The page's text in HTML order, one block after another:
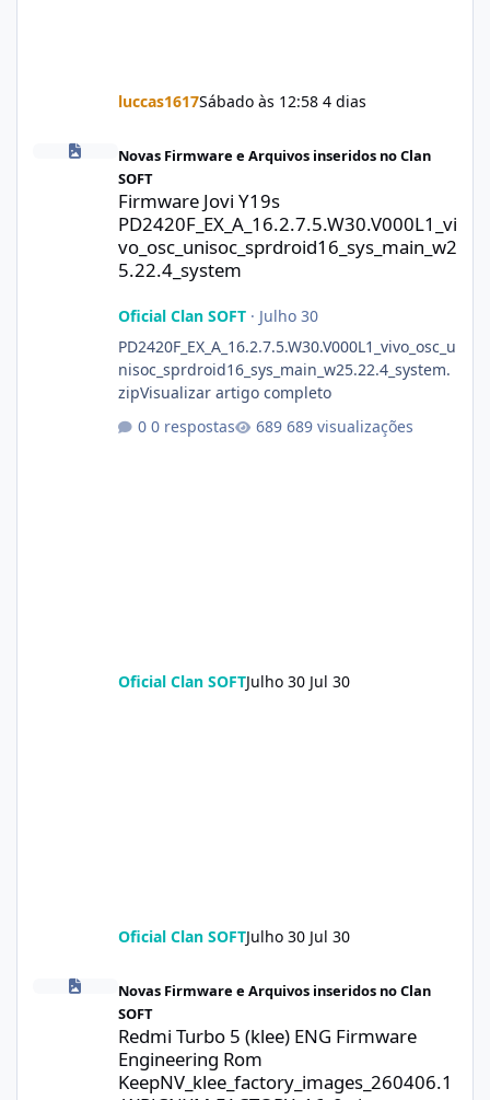
luccas1617Sábado às 12:58 4 dias
Novas Firmware e Arquivos inseridos no Clan
SOFT
Firmware Jovi Y19s
PD2420F_EX_A_16.2.7.5.W30.V000L1_vi
vo_osc_unisoc_sprdroid16_sys_main_w2
5.22.4_system
Oficial Clan SOFT· Julho 30
PD2420F_EX_A_16.2.7.5.W30.V000L1_vivo_osc_u
nisoc_sprdroid16_sys_main_w25.22.4_system.
zipVisualizar artigo completo
0 respostas
689 visualizações
Oficial Clan SOFTJulho 30 Jul 30
Oficial Clan SOFTJulho 30 Jul 30
Redmi Turbo 5 (klee) ENG Firmware Engineering Rom
Novas Firmware e Arquivos inseridos no Clan
SOFT
Redmi Turbo 5 (klee) ENG Firmware
Engineering Rom
KeepNV_klee_factory_images_260406.1